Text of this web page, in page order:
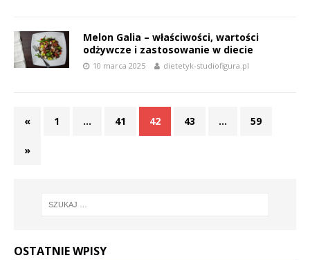
Melon Galia – właściwości, wartości
odżywcze i zastosowanie w diecie
10 marca 2025 dietetyk-studiofigura.pl
« 1 … 41 42 43 … 59
»
OSTATNIE WPISY